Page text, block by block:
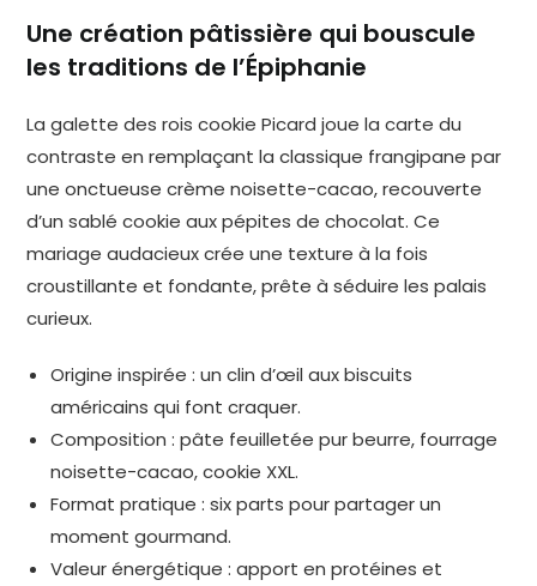
Une création pâtissière qui bouscule
les traditions de l’Épiphanie
La galette des rois cookie Picard joue la carte du
contraste en remplaçant la classique frangipane par
une onctueuse crème noisette-cacao, recouverte
d’un sablé cookie aux pépites de chocolat. Ce
mariage audacieux crée une texture à la fois
croustillante et fondante, prête à séduire les palais
curieux.
Origine inspirée : un clin d’œil aux biscuits
américains qui font craquer.
Composition : pâte feuilletée pur beurre, fourrage
noisette-cacao, cookie XXL.
Format pratique : six parts pour partager un
moment gourmand.
Valeur énergétique : apport en protéines et